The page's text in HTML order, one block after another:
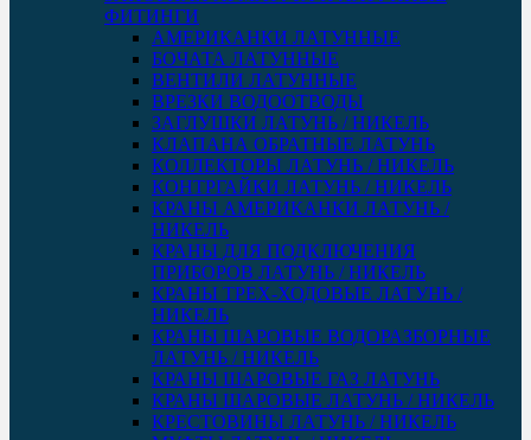
ФИТИНГИ
АМЕРИКАНКИ ЛАТУННЫЕ
БОЧАТА ЛАТУННЫЕ
ВЕНТИЛИ ЛАТУННЫЕ
ВРЕЗКИ ВОДООТВОДЫ
ЗАГЛУШКИ ЛАТУНЬ / НИКЕЛЬ
КЛАПАНА ОБРАТНЫЕ ЛАТУНЬ
КОЛЛЕКТОРЫ ЛАТУНЬ / НИКЕЛЬ
КОНТРГАЙКИ ЛАТУНЬ / НИКЕЛЬ
КРАНЫ АМЕРИКАНКИ ЛАТУНЬ /
НИКЕЛЬ
КРАНЫ ДЛЯ ПОДКЛЮЧЕНИЯ
ПРИБОРОВ ЛАТУНЬ / НИКЕЛЬ
КРАНЫ ТРЕХ-ХОДОВЫЕ ЛАТУНЬ /
НИКЕЛЬ
КРАНЫ ШАРОВЫЕ ВОДОРАЗБОРНЫЕ
ЛАТУНЬ / НИКЕЛЬ
КРАНЫ ШАРОВЫЕ ГАЗ ЛАТУНЬ
КРАНЫ ШАРОВЫЕ ЛАТУНЬ / НИКЕЛЬ
КРЕСТОВИНЫ ЛАТУНЬ / НИКЕЛЬ